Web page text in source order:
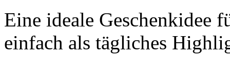
Eine ideale Geschenkidee
einfach als tägliches